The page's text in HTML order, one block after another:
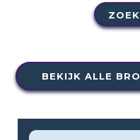
BEKIJK ALLE